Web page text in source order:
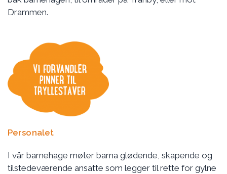
Drammen.
Personalet
I vår barnehage møter barna glødende, skapende og
tilstedeværende ansatte som legger til rette for gylne